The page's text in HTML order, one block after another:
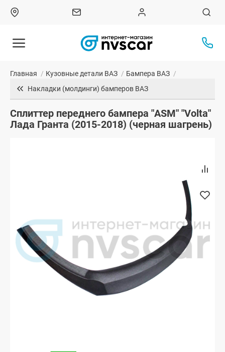
Главная / Кузовные детали ВАЗ / Бампера ВАЗ /
Накладки (молдинги) бамперов ВАЗ
Сплиттер переднего бампера "ASM" "Volta"
Лада Гранта (2015-2018) (черная шагрень)